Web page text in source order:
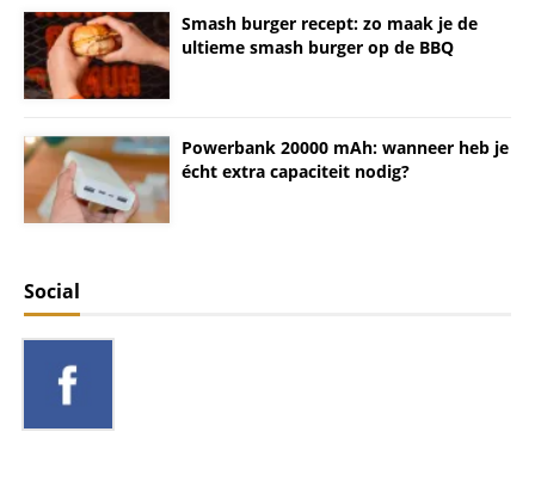
Smash burger recept: zo maak je de
ultieme smash burger op de BBQ
Powerbank 20000 mAh: wanneer heb je
écht extra capaciteit nodig?
Social